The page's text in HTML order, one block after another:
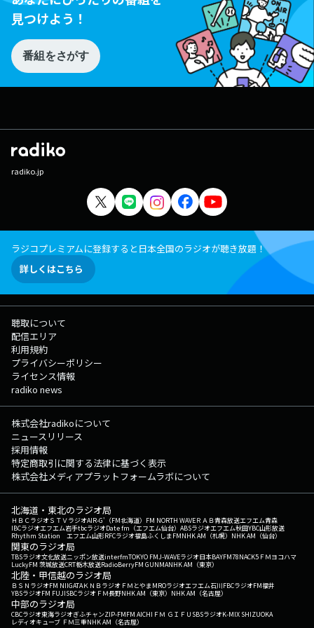
見つけよう！
番組をさがす
radiko.jp
ラジコプレミアムに登録すると日本全国のラジオが聴き放題！
詳しくはこちら
聴取について
配信エリア
利用規約
プライバシーポリシー
ライセンス情報
radiko news
株式会社radikoについて
ニュースリリース
採用情報
特定商取引に関する法律に基づく表示
株式会社メディアプラットフォームラボについて
北海道・東北のラジオ局
ＨＢＣラジオＳＴＶラジオAIR-G'（FM北海道） FM NORTH WAVEＲＡＢ青森放送エフエム青森
IBCラジオエフエム岩手tbcラジオDate fm（エフエム仙台） ABSラジオエフエム秋田YBC山形放送
Rhythm Station エフエム山形RFCラジオ福島ふくしまFMNHK AM（札幌） NHK AM（仙台）
関東のラジオ局
TBSラジオ文化放送ニッポン放送interfmTOKYO FMJ-WAVEラジオ日本BAYFM78NACK5 ＦＭヨコハマ
LuckyFM 茨城放送CRT栃木放送RadioBerryFM GUNMANHK AM（東京）
北陸・甲信越のラジオ局
ＢＳＮラジオFM NIIGATAＫＮＢラジオ ＦＭとやまMROラジオエフエム石川FBCラジオFM福井
YBSラジオFM FUJISBCラジオ ＦＭ長野NHK AM（東京） NHK AM（名古屋）
中部のラジオ局
CBCラジオ東海ラジオぎふチャンZIP-FMFM AICHI ＦＭ ＧＩＦＵ SBSラジオK-MIX SHIZUOKA
レディオキューブ ＦＭ三重NHK AM（名古屋）